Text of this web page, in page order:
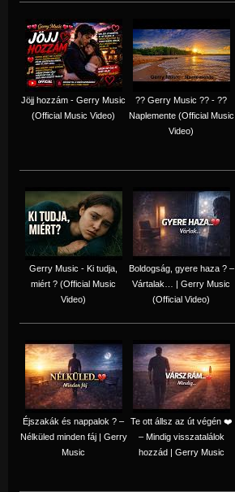
Jöjj hozzám - Gerry Music
(Official Music Video)
?? Gerry Music ?? - ??
Naplemente (Official Music
Video)
Gerry Music - Ki tudja,
miért ? (Official Music
Video)
Boldogság, gyere haza ? –
Vártalak… | Gerry Music
(Official Video)
Éjszakák és nappalok ? –
Nélküled minden fáj | Gerry
Music
Te ott állsz az út végén ❤️
– Mindig visszatalálok
hozzád | Gerry Music